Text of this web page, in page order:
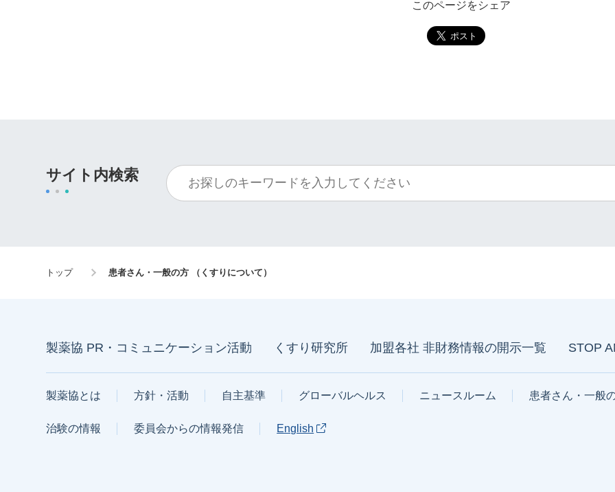
このページをシェア
サイト内検索
トップ 患者さん・一般の方 （くすりについて）
製薬協 PR・コミュニケーション活動 くすり研究所 加盟各社 非財務情報の開示一覧 STOP
製薬協とは 方針・活動 自主基準 グローバルヘルス ニュースルーム 患者さん・一般
治験の情報 委員会からの情報発信 English